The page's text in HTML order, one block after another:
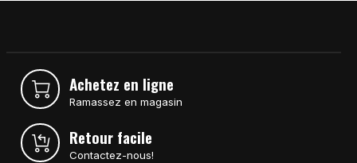
Achetez en ligne
Ramassez en magasin
Retour facile
Contactez-nous!